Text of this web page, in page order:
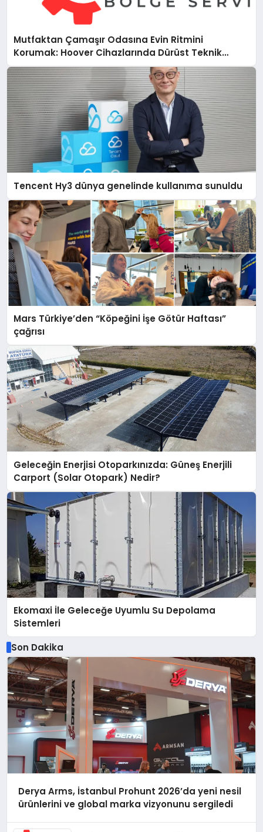
Mutfaktan Çamaşır Odasına Evin Ritmini
Korumak: Hoover Cihazlarında Dürüst Teknik
Destek Deneyimi
Tencent Hy3 dünya genelinde kullanıma sunuldu
Mars Türkiye’den “Köpeğini İşe Götür Haftası”
çağrısı
Geleceğin Enerjisi Otoparkınızda: Güneş Enerjili
Carport (Solar Otopark) Nedir?
Ekomaxi İle Geleceğe Uyumlu Su Depolama
Sistemleri
Son Dakika
Derya Arms, İstanbul Prohunt 2026’da yeni nesil
ürünlerini ve global marka vizyonunu sergiledi